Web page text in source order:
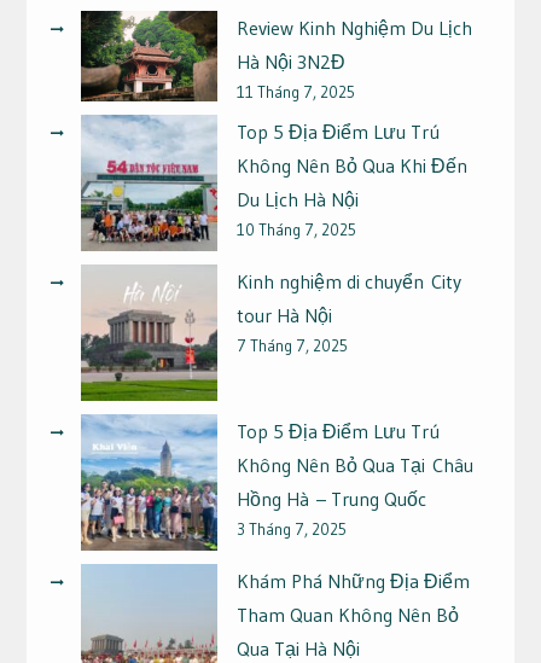
Review Kinh Nghiệm Du Lịch
Hà Nội 3N2Đ
11 Tháng 7, 2025
Top 5 Địa Điểm Lưu Trú
Không Nên Bỏ Qua Khi Đến
Du Lịch Hà Nội
10 Tháng 7, 2025
Kinh nghiệm di chuyển City
tour Hà Nội
7 Tháng 7, 2025
Top 5 Địa Điểm Lưu Trú
Không Nên Bỏ Qua Tại Châu
Hồng Hà – Trung Quốc
3 Tháng 7, 2025
Khám Phá Những Địa Điểm
Tham Quan Không Nên Bỏ
Qua Tại Hà Nội